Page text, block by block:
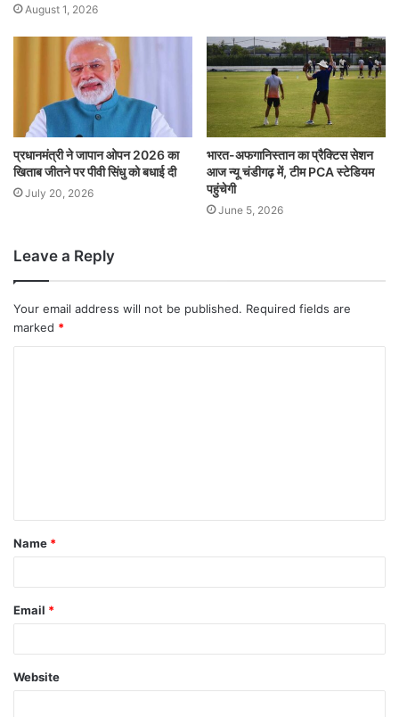
August 1, 2026
प्रधानमंत्री ने जापान ओपन 2026 का
खिताब जीतने पर पीवी सिंधु को बधाई दी
July 20, 2026
भारत-अफगानिस्तान का प्रैक्टिस सेशन
आज न्यू चंडीगढ़ में, टीम PCA स्टेडियम
पहुंचेगी
June 5, 2026
Leave a Reply
Your email address will not be published. Required fields are
marked *
Name *
Email *
Website